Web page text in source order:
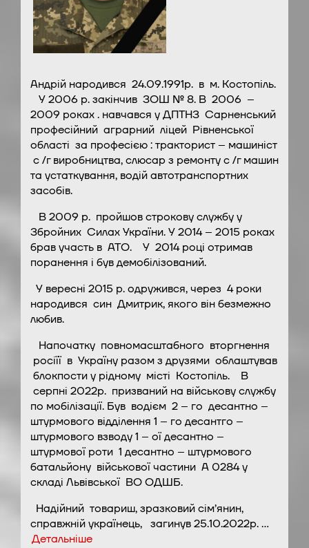
Андрій народився 24.09.1991р. в м. Костопіль.
У 2006 р. закінчив ЗОШ № 8. В 2006 –
2009 роках . навчався у ДПТНЗ Сарненський
професійний аграрний ліцей Рівненської
області за професією : тракторист – машиніст
с /г виробництва, слюсар з ремонту с /г машин
та устаткування, водій автотранспортних
засобів.
В 2009 р. пройшов строкову службу у
Збройних Силах України. У 2014 – 2015 роках
брав участь в АТО. У 2014 році отримав
поранення і був демобілізований.
У вересні 2015 р. одружився, через 4 роки
народився син Дмитрик, якого він безмежно
любив.
Напочатку повномасштабного вторгнення
росіїї в Україну разом з друзями облаштував
блокпости у рідному місті Костопіль. В
серпні 2022р. призваний на військову службу
по мобілізації. Був водієм 2 – го десантно –
штурмового відділення 1 – го десантго –
штурмового взводу 1 – ої десантно –
штурмової роти 1 десантно – штурмового
батальйону військової частини А 0284 у
складі Львівської ВО ОДШБ.
Надійний товариш, зразковий сім’янин,
справжній українець, загинув 25.10.2022р. …
Детальніше